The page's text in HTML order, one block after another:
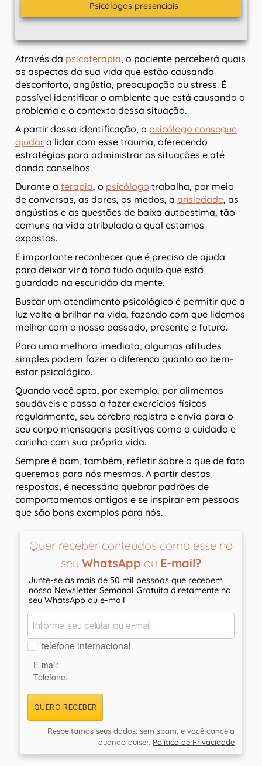
Psicólogos presenciais
Através da psicoterapia, o paciente perceberá quais
os aspectos da sua vida que estão causando
desconforto, angústia, preocupação ou stress. É
possível identificar o ambiente que está causando o
problema e o contexto dessa situação.
A partir dessa identificação, o psicólogo consegue
ajudar a lidar com esse trauma, oferecendo
estratégias para administrar as situações e até
dando conselhos.
Durante a terapia, o psicólogo trabalha, por meio
de conversas, as dores, os medos, a ansiedade, as
angústias e as questões de baixa autoestima, tão
comuns na vida atribulada a qual estamos
expostos.
É importante reconhecer que é preciso de ajuda
para deixar vir à tona tudo aquilo que está
guardado na escuridão da mente.
Buscar um atendimento psicológico é permitir que a
luz volte a brilhar na vida, fazendo com que lidemos
melhor com o nosso passado, presente e futuro.
Para uma melhora imediata, algumas atitudes
simples podem fazer a diferença quanto ao bem-
estar psicológico.
Quando você opta, por exemplo, por alimentos
saudáveis e passa a fazer exercícios físicos
regularmente, seu cérebro registra e envia para o
seu corpo mensagens positivas como o cuidado e
carinho com sua própria vida.
Sempre é bom, também, refletir sobre o que de fato
queremos para nós mesmos. A partir destas
respostas, é necessário quebrar padrões de
comportamentos antigos e se inspirar em pessoas
que são bons exemplos para nós.
Quer receber conteúdos como esse no
seu WhatsApp ou E-mail?
Junte-se às mais de 50 mil pessoas que recebem
nossa Newsletter Semanal Gratuita diretamente no
seu WhatsApp ou e-mail
telefone internacional
E-mail:
Telefone:
QUERO RECEBER
Respeitamos seus dados: sem spam, e você cancela
quando quiser. Política de Privacidade